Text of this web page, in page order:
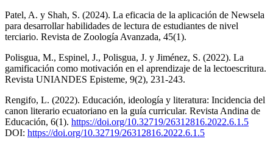
Patel, A. y Shah, S. (2024). La eficacia de la aplicación de Newsela
para desarrollar habilidades de lectura de estudiantes de nivel
terciario. Revista de Zoología Avanzada, 45(1).
Polisgua, M., Espinel, J., Polisgua, J. y Jiménez, S. (2022). La
gamificación como motivación en el aprendizaje de la lectoescritura.
Revista UNIANDES Episteme, 9(2), 231-243.
Rengifo, L. (2022). Educación, ideología y literatura: Incidencia del
canon literario ecuatoriano en la guía curricular. Revista Andina de
Educación, 6(1). https://doi.org/10.32719/26312816.2022.6.1.5
DOI: https://doi.org/10.32719/26312816.2022.6.1.5